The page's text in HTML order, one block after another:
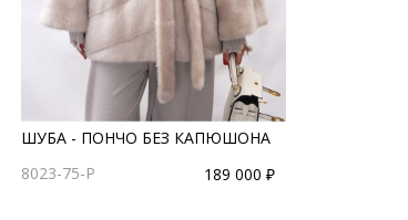
ШУБА - ПОНЧО БЕЗ КАПЮШОНА
8023-75-P
189 000 ₽